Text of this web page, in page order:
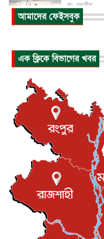
জাতীয়
পাকিস্তান-
যুক্তরাজ্যে
আন্তর্জাতিক
বিরোধ
আন্তর্জাতিক
এবার
বিনোদন
রিয়ালকে
খেলাধুলা
আমাদের ফেইসবুক
এক ক্লিকে বিভাগের খবর